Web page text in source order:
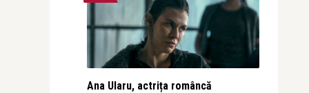
Ana Ularu, actrița româncă